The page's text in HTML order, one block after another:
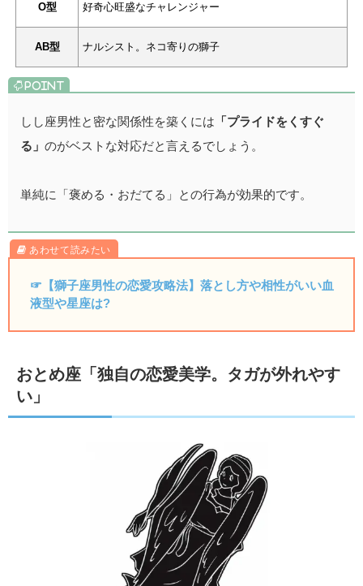
O型 好奇心旺盛なチャレンジャー
AB型 ナルシスト。ネコ寄りの獅子
しし座男性と密な関係性を築くには 「プライドをくすぐ
る」 のがベストな対応だと言えるでしょう。
単純に「褒める・おだてる」との行為が効果的です。
☞【獅子座男性の恋愛攻略法】落とし方や相性がいい血
液型や星座は?
おとめ座「独自の恋愛美学。タガが外れやす
い」